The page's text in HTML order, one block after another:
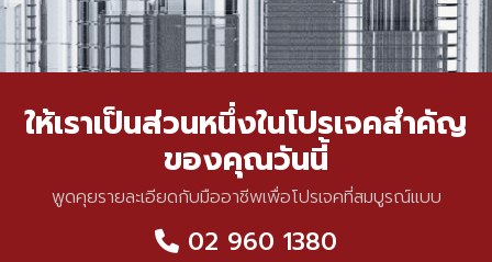
ให้เราเป็นส่วนหนึ่งในโปรเจคสำคัญ
ของคุณวันนี้
พูดคุยรายละเอียดกับมืออาชีพเพื่อโปรเจคที่สมบูรณ์แบบ
02 960 1380